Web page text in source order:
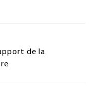
de la